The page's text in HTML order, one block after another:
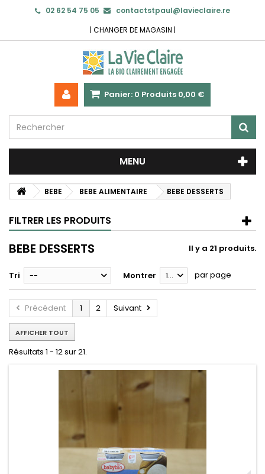
02 62 54 75 05
contactstpaul@lavieclaire.re
| CHANGER DE MAGASIN |
Panier: 0 Produits 0,00 €
MENU
BEBE BEBE ALIMENTAIRE BEBE DESSERTS
FILTRER LES PRODUITS
BEBE DESSERTS Il y a 21 produits.
Tri -- Montrer 12 par page
Précédent 1 2 Suivant
AFFICHER TOUT
Résultats 1 - 12 sur 21.